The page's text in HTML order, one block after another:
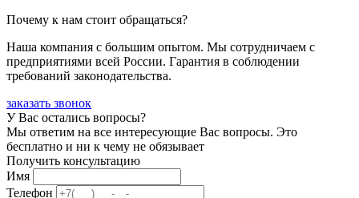
Почему к нам стоит обращаться?
Наша компания с большим опытом. Мы сотрудничаем с
предприятиями всей России. Гарантия в соблюдении
требований законодательства.
заказать звонок
У Вас остались вопросы?
Мы ответим на все интересующие Вас вопросы. Это
бесплатно и ни к чему не обязывает
Получить консультацию
Имя
Телефон